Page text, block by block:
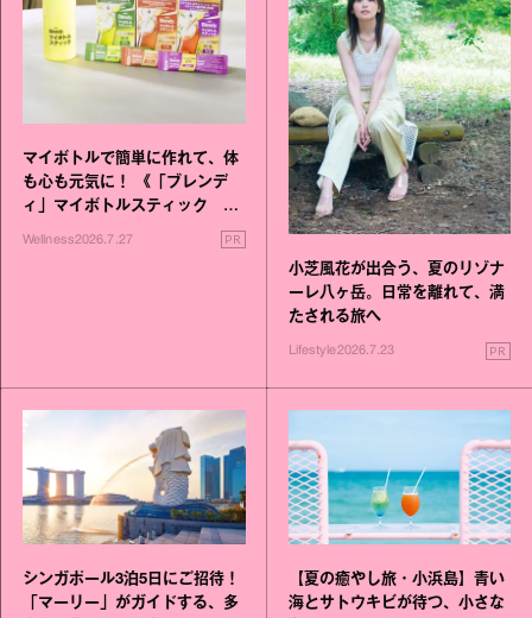
マイボトルで簡単に作れて、体
も心も元気に！ 《「ブレンデ
ィ」マイボトルスティック い
いこと毎日》シリーズが誕生
Wellness2026.7.27 PR
小芝風花が出合う、夏のリゾナ
ーレ八ヶ岳。日常を離れて、満
たされる旅へ
Lifestyle2026.7.23 PR
シンガポール3泊5日にご招待！
「マーリー」がガイドする、多
【夏の癒やし旅・小浜島】青い
海とサトウキビが待つ、小さな